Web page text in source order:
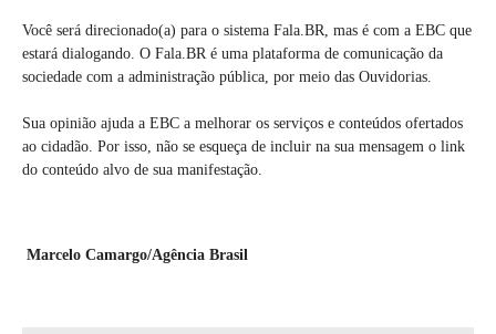
Você será direcionado(a) para o sistema Fala.BR, mas é com a EBC que
estará dialogando. O Fala.BR é uma plataforma de comunicação da
sociedade com a administração pública, por meio das Ouvidorias.
Sua opinião ajuda a EBC a melhorar os serviços e conteúdos ofertados
ao cidadão. Por isso, não se esqueça de incluir na sua mensagem o link
do conteúdo alvo de sua manifestação.
Marcelo Camargo/Agência Brasil